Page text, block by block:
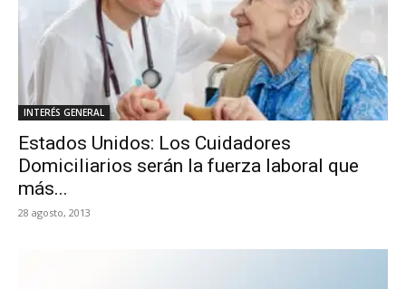
INTERÉS GENERAL
Estados Unidos: Los Cuidadores
Domiciliarios serán la fuerza laboral que
más...
28 agosto, 2013